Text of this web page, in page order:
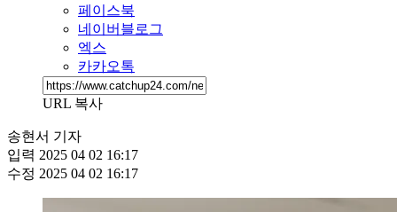
페이스북
네이버블로그
엑스
카카오톡
URL 복사
송현서 기자
입력 2025 04 02 16:17
수정 2025 04 02 16:17